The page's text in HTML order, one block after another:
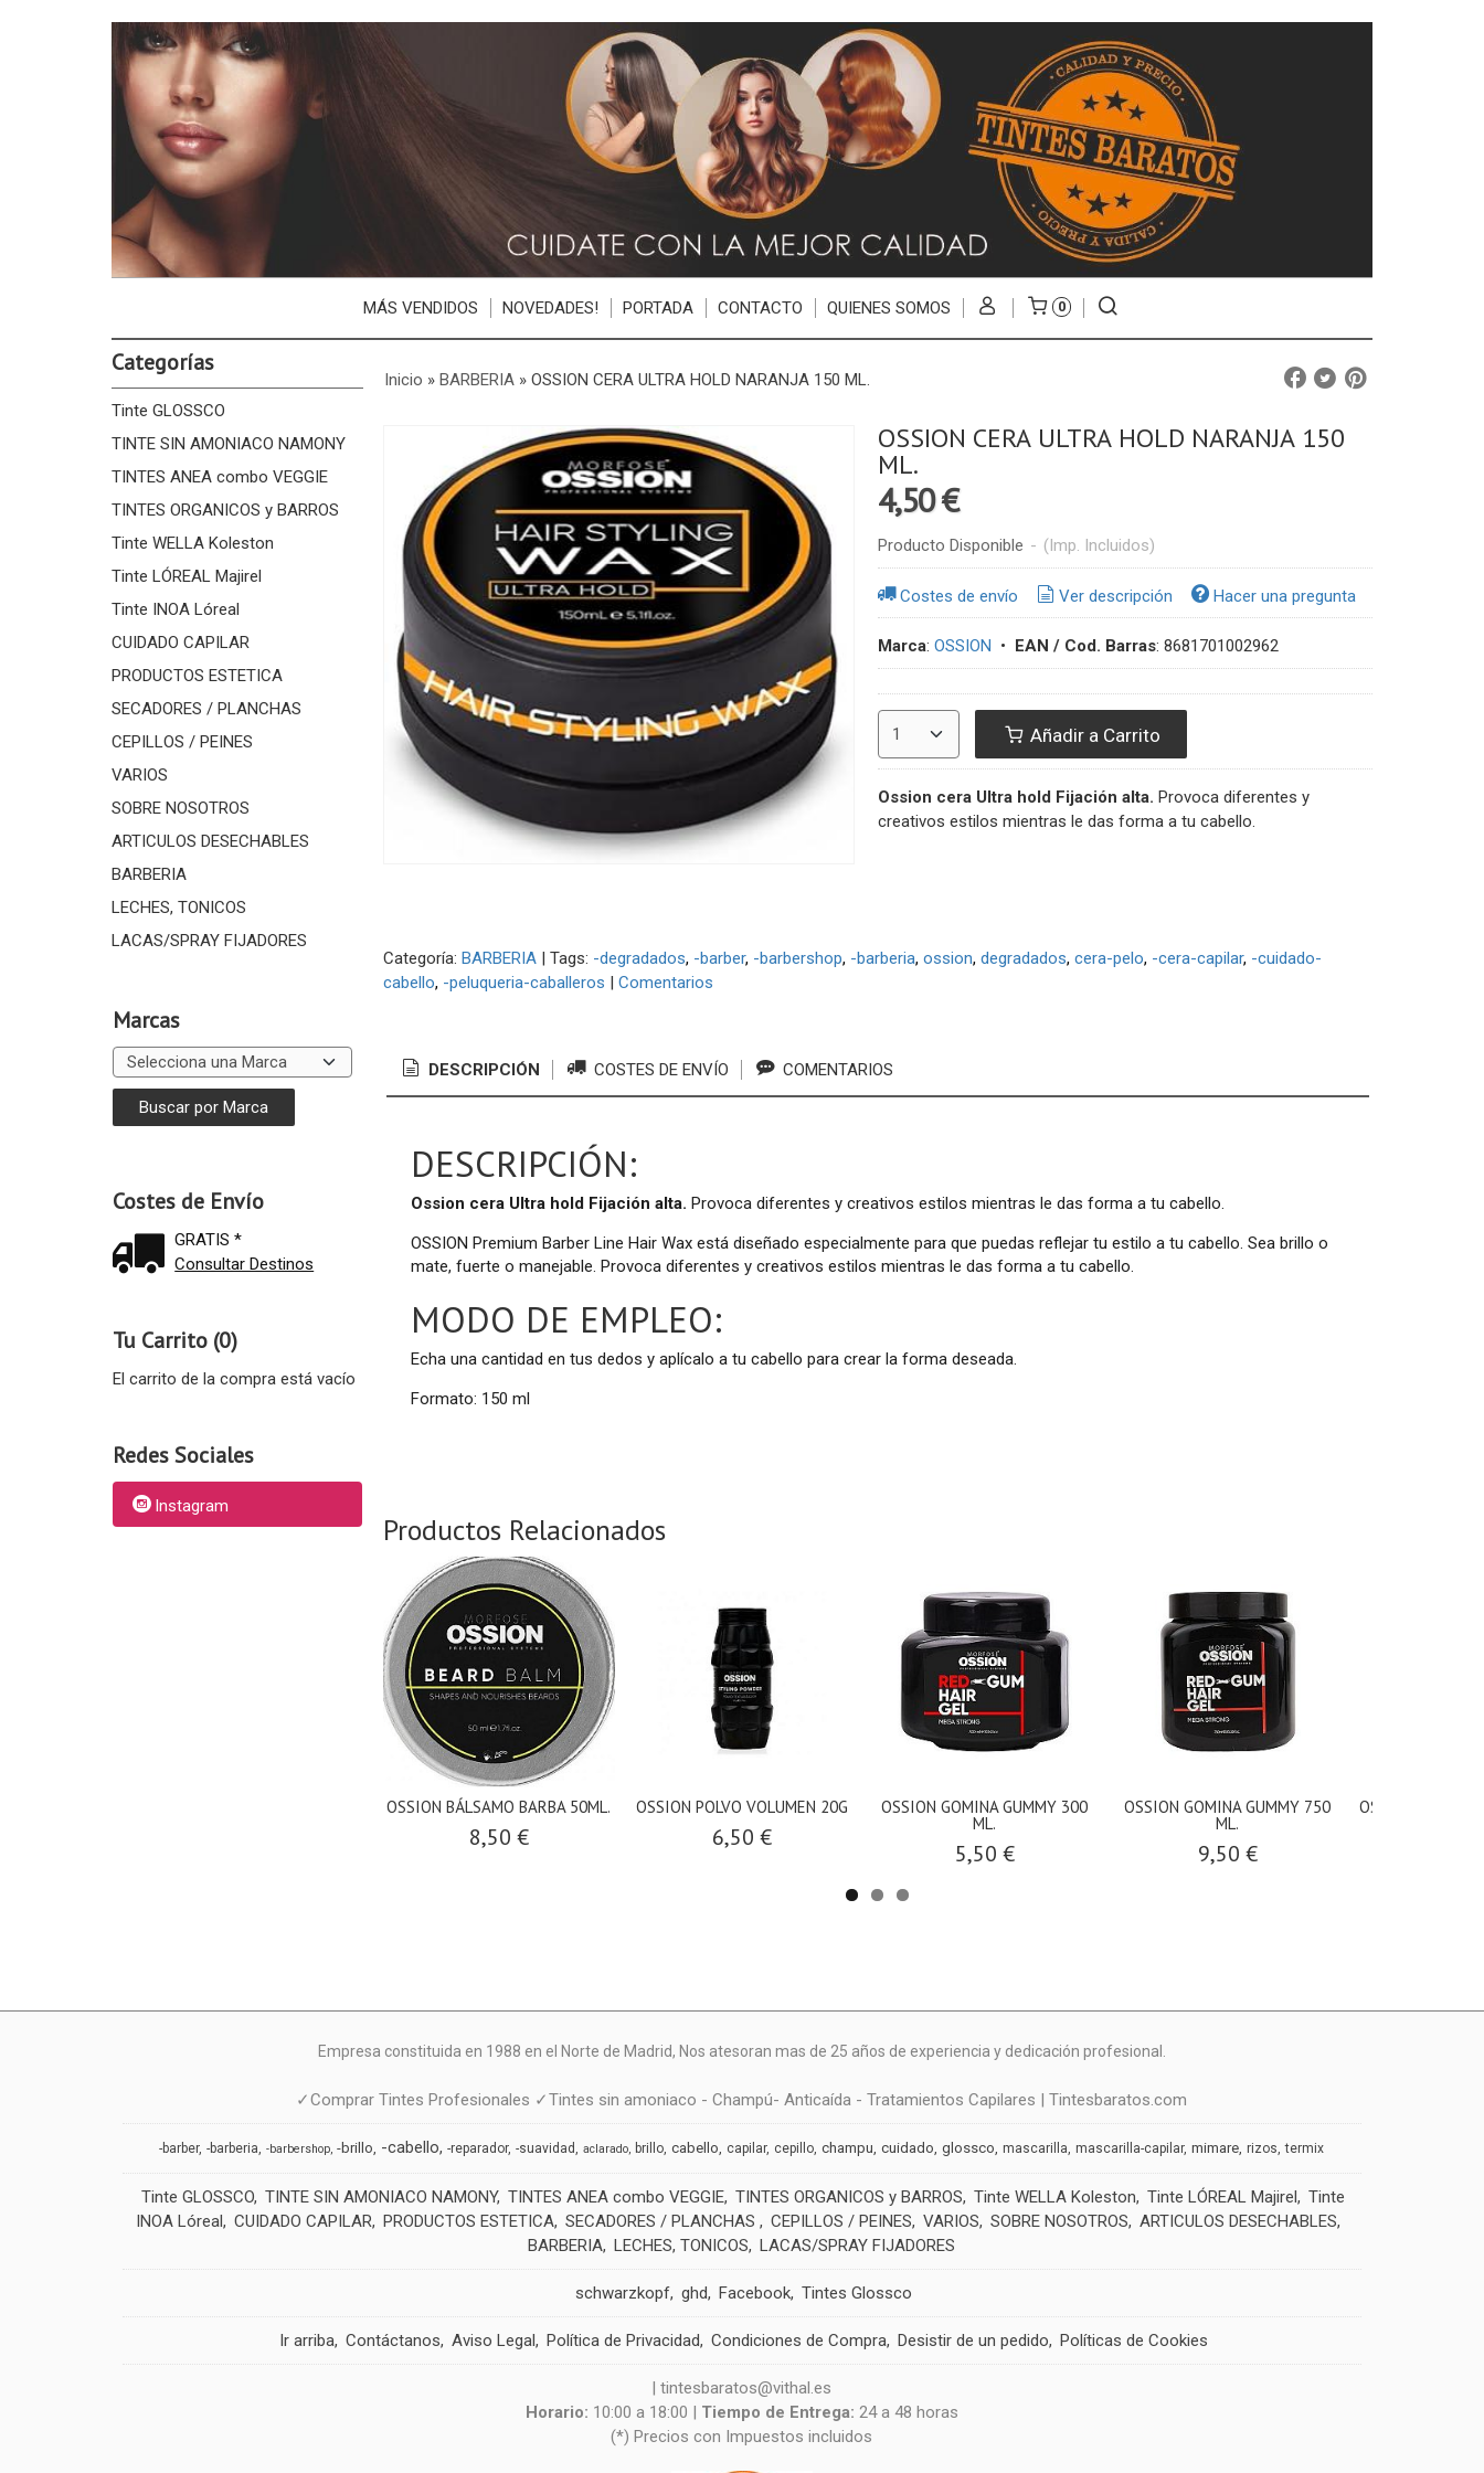
MÁS VENDIDOS NOVEDADES! PORTADA CONTACTO QUIENES SOMOS 0
Categorías
Tinte GLOSSCO
TINTE SIN AMONIACO NAMONY
TINTES ANEA combo VEGGIE
TINTES ORGANICOS y BARROS
Tinte WELLA Koleston
Tinte LÓREAL Majirel
Tinte INOA Lóreal
CUIDADO CAPILAR
PRODUCTOS ESTETICA
SECADORES / PLANCHAS
CEPILLOS / PEINES
VARIOS
SOBRE NOSOTROS
ARTICULOS DESECHABLES
BARBERIA
LECHES, TONICOS
LACAS/SPRAY FIJADORES
Marcas
Costes de Envío
GRATIS *
Consultar Destinos
Tu Carrito (0)
El carrito de la compra está vacío
Redes Sociales
Instagram
Inicio » BARBERIA» OSSION CERA ULTRA HOLD NARANJA 150 ML.
OSSION CERA ULTRA HOLD NARANJA 150
ML.
4,50 €
Producto Disponible - (Imp. Incluidos)
Costes de envío Ver descripción Hacer una pregunta
Marca: OSSION • EAN / Cod. Barras: 8681701002962
Añadir a Carrito
Ossion cera Ultra hold Fijación alta. Provoca diferentes y
creativos estilos mientras le das forma a tu cabello.
Categoría: BARBERIA| Tags: -degradados -barber -barbershop -barberia ossion degradados cera-pelo -cera-capilar -cuidado-
cabello -peluqueria-caballeros Comentarios
DESCRIPCIÓN COSTES DE ENVÍO COMENTARIOS
DESCRIPCIÓN:
Ossion cera Ultra hold Fijación alta. Provoca diferentes y creativos estilos mientras le das forma a tu cabello.
OSSION Premium Barber Line Hair Wax está diseñado especialmente para que puedas reflejar tu estilo a tu cabello. Sea brillo o
mate, fuerte o manejable. Provoca diferentes y creativos estilos mientras le das forma a tu cabello.
MODO DE EMPLEO:
Echa una cantidad en tus dedos y aplícalo a tu cabello para crear la forma deseada.
Formato: 150 ml
Productos Relacionados
OSSION BÁLSAMO BARBA 50ML.
8,50 €
OSSION POLVO VOLUMEN 20G
6,50 €
OSSION GOMINA GUMMY 300
ML.
5,50 €
OSSION GOMINA GUMMY 750
ML.
9,50 €
OSSION CERA
Empresa constituida en 1988 en el Norte de Madrid, Nos atesoran mas de 25 años de experiencia y dedicación profesional.
✓Comprar Tintes Profesionales ✓Tintes sin amoniaco - Champú- Anticaída - Tratamientos Capilares | Tintesbaratos.com
-barber -barberia -barbershop -brillo -cabello -reparador -suavidad aclarado brillo cabello capilar cepillo champu cuidado glossco mascarilla mascarilla-capilar mimare rizos termix
Tinte GLOSSCO TINTE SIN AMONIACO NAMONY TINTES ANEA combo VEGGIE TINTES ORGANICOS y BARROS Tinte WELLA Koleston Tinte LÓREAL Majirel Tinte
INOA Lóreal
CUIDADO CAPILAR PRODUCTOS ESTETICA SECADORES / PLANCHAS CEPILLOS / PEINES VARIOS SOBRE NOSOTROS
ARTICULOS DESECHABLES
BARBERIA
LECHES, TONICOS LACAS/SPRAY FIJADORES
schwarzkopf ghd Facebook Tintes Glossco
Ir arriba Contáctanos Aviso Legal Política de Privacidad Condiciones de Compra Desistir de un pedido Políticas de Cookies
| tintesbaratos@vithal.es
Horario: 10:00 a 18:00 | Tiempo de Entrega: 24 a 48 horas
(*) Precios con Impuestos incluidos